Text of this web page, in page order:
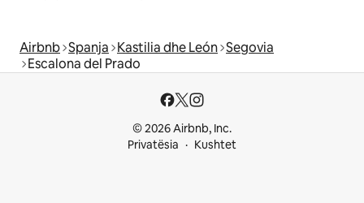
Airbnb Spanja Kastilia dhe León Segovia
Escalona del Prado
© 2026 Airbnb, Inc.
Privatësia
Kushtet